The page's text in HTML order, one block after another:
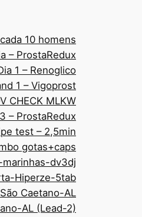
10 homens
– ProstaRedux
1 – Renoglico
1 – Vigoprost
CHECK MLKW
– ProstaRedux
test – 2,5min
gotas+caps
marinhas-dv3dj
Hiperze-5tab
Caetano-AL
AL (Lead-2)